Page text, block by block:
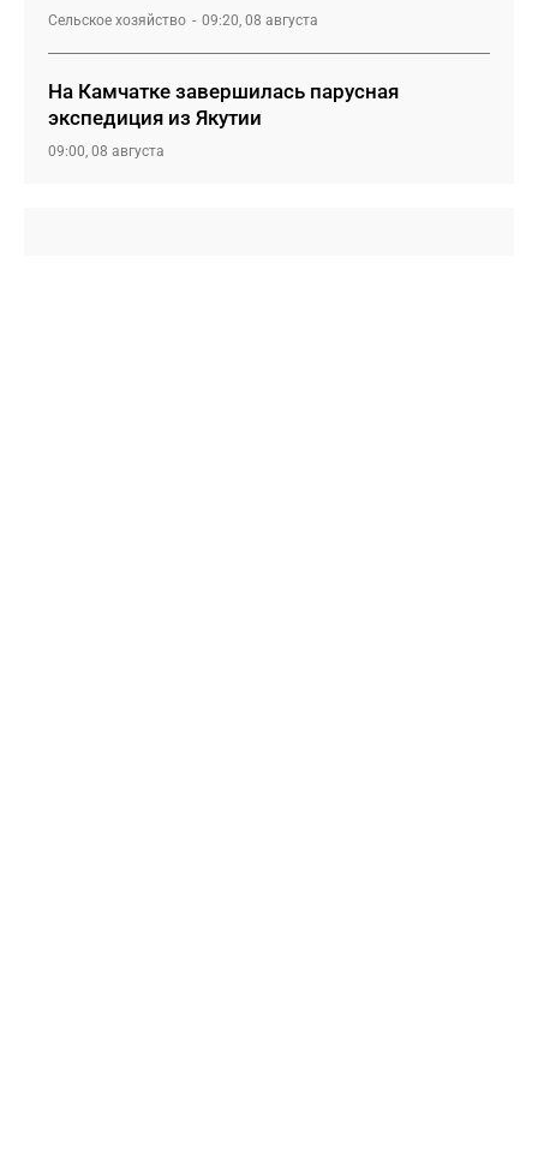
Сельское хозяйство 09:20, 08 августа
На Камчатке завершилась парусная
экспедиция из Якутии
09:00, 08 августа